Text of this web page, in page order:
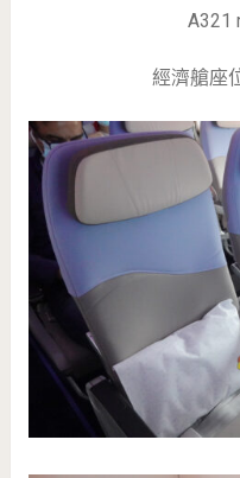
A321
經濟艙座